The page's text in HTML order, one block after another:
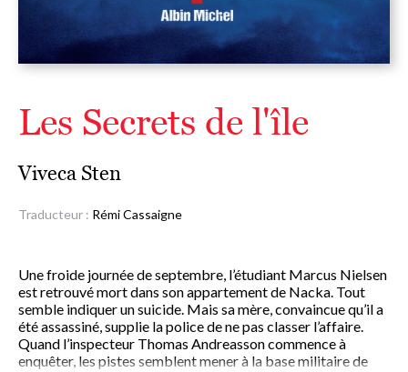
Les Secrets de l'île
Viveca Sten
Traducteur : Rémi Cassaigne
Une froide journée de septembre, l’étudiant Marcus Nielsen
est retrouvé mort dans son appartement de Nacka. Tout
semble indiquer un suicide. Mais sa mère, convaincue qu’il a
été assassiné, supplie la police de ne pas classer l’affaire.
Quand l’inspecteur Thomas Andreasson commence à
enquêter, les pistes semblent mener à la base militaire de